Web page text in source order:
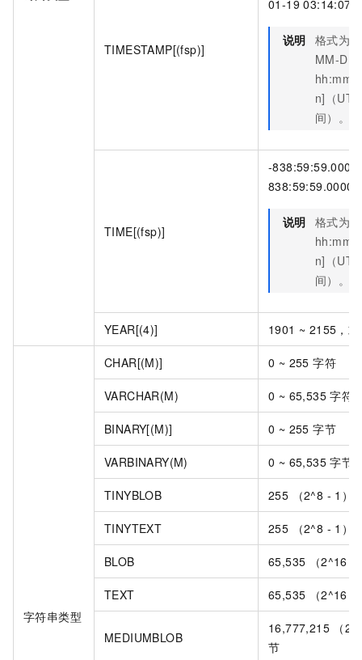
TIMESTAMP[(fsp)]
01-19
说明 格式为
MM-DD
n]（UTC
间）。
TIME[(fsp)]
-
说明 格式为
n]（UTC
间）。
YEAR[(4)] 1901 ~ 2155，或
字符串类型
CHAR[(M)] 0 ~ 255 字符
VARCHAR(M) 0 ~ 65,535 字符
BINARY[(M)] 0 ~ 255 字节
VARBINARY(M) 0 ~ 65,535 字节
TINYBLOB 255 （2^8 - 1）
TINYTEXT 255 （2^8 - 1）
BLOB 65,535 （2^16 -
TEXT 65,535 （2^16 -
MEDIUMBLOB
16,777,215 （
节